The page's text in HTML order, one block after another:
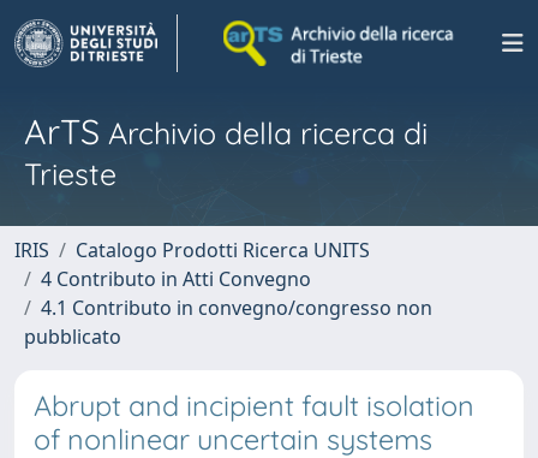
ArTS Archivio della ricerca di
Trieste
IRIS
Catalogo Prodotti Ricerca UNITS
4 Contributo in Atti Convegno
4.1 Contributo in convegno/congresso non
pubblicato
Abrupt and incipient fault isolation
of nonlinear uncertain systems